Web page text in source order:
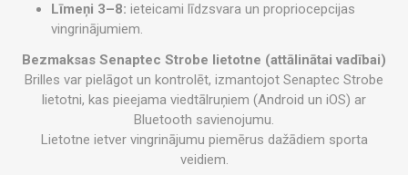
Līmeņi 3–8: ieteicami līdzsvara un propriocepcijas
vingrinājumiem.
Bezmaksas Senaptec Strobe lietotne (attālinātai vadībai)
Brilles var pielāgot un kontrolēt, izmantojot Senaptec Strobe
lietotni, kas pieejama viedtālruņiem (Android un iOS) ar
Bluetooth savienojumu.
Lietotne ietver vingrinājumu piemērus dažādiem sporta
veidiem.